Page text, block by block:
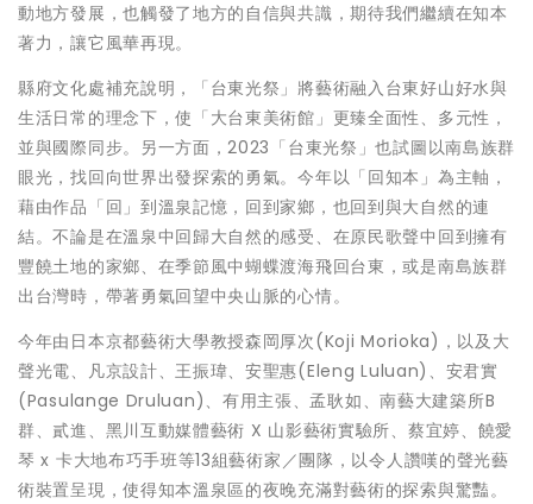
動地方發展，也觸發了地方的自信與共識，期待我們繼續在知本
著力，讓它風華再現。
縣府文化處補充說明，「台東光祭」將藝術融入台東好山好水與
生活日常的理念下，使「大台東美術館」更臻全面性、多元性，
並與國際同步。另一方面，2023「台東光祭」也試圖以南島族群
眼光，找回向世界出發探索的勇氣。今年以「回知本」為主軸，
藉由作品「回」到溫泉記憶，回到家鄉，也回到與大自然的連
結。不論是在溫泉中回歸大自然的感受、在原民歌聲中回到擁有
豐饒土地的家鄉、在季節風中蝴蝶渡海飛回台東，或是南島族群
出台灣時，帶著勇氣回望中央山脈的心情。
今年由日本京都藝術大學教授森岡厚次(Koji Morioka)，以及大
聲光電、凡京設計、王振瑋、安聖惠(Eleng Luluan)、安君實
(Pasulange Druluan)、有用主張、孟耿如、南藝大建築所B
群、貳進、黑川互動媒體藝術 X 山影藝術實驗所、蔡宜婷、饒愛
琴 x 卡大地布巧手班等13組藝術家／團隊，以令人讚嘆的聲光藝
術裝置呈現，使得知本溫泉區的夜晚充滿對藝術的探索與驚豔。